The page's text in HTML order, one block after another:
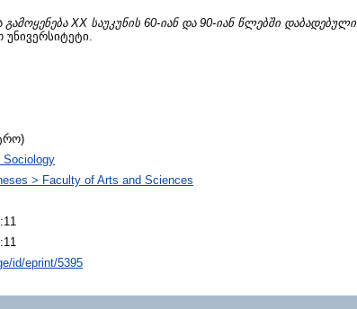
XX საუკუნის 60-იან და 90-იან წლებში დაბადებული
Sociology
> Faculty of Arts and Sciences
id/eprint/5395